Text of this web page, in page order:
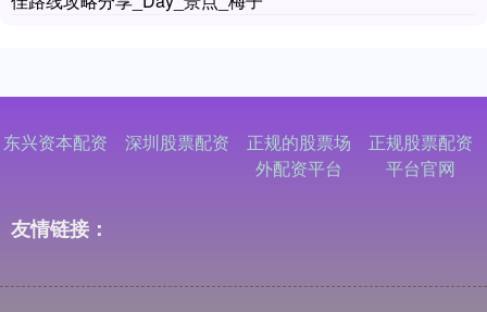
东兴资本配资 深圳股票配资
正规的股票场
外配资平台
正规股票配资
平台官网
友情链接：